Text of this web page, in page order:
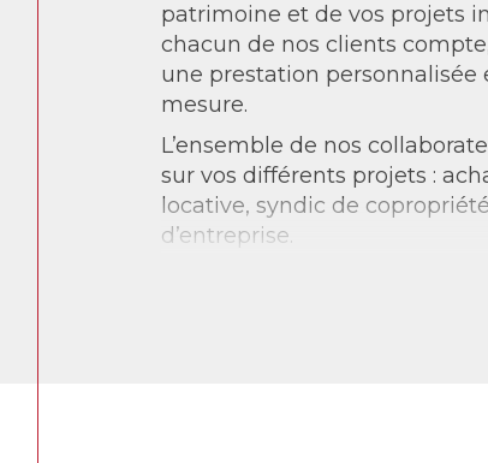
patrimoine et de vos projets
chacun de nos clients
une prestation personnalisée
mesure.
L’ensemble de nos
sur vos différents projets :
locative, syndic de
d’entreprise.